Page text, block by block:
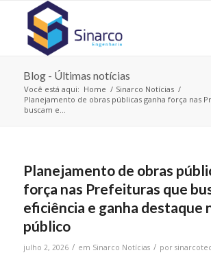
Blog - Últimas notícias
Você está aqui: Home / Sinarco Notícias /
Planejamento de obras públicas ganha força nas
buscam e...
Planejamento de obras
força nas Prefeituras que
eficiência e ganha destaque
público
julho 2, 2026 / em Sinarco Notícias / por